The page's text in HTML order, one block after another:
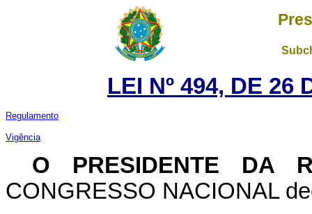
LEI Nº 494, DE 26
Regulamento
Vigência
O PRESIDENTE DA
CONGRESSO NACIONAL